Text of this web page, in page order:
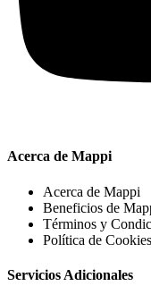
Acerca de Mappi
Acerca de Mappi
Beneficios de
Términos y
Política de Cookies
Servicios Adicionales